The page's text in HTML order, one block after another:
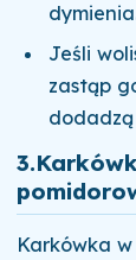
Jeśli
zastąp
dodadzą
3.
Karkówka